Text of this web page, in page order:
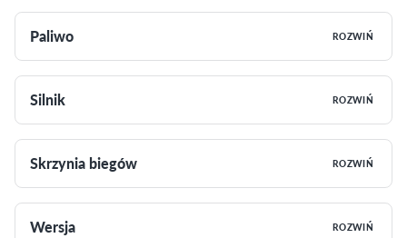
Paliwo ROZWIŃ
Silnik ROZWIŃ
Skrzynia biegów ROZWIŃ
Wersja ROZWIŃ